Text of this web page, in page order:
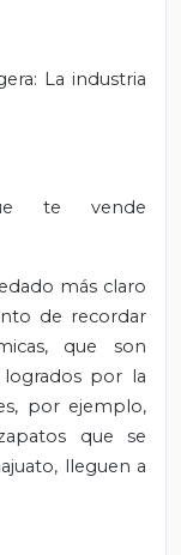
La industria
te vende
más claro
de recordar
que son
por la
por ejemplo,
que se
lleguen a